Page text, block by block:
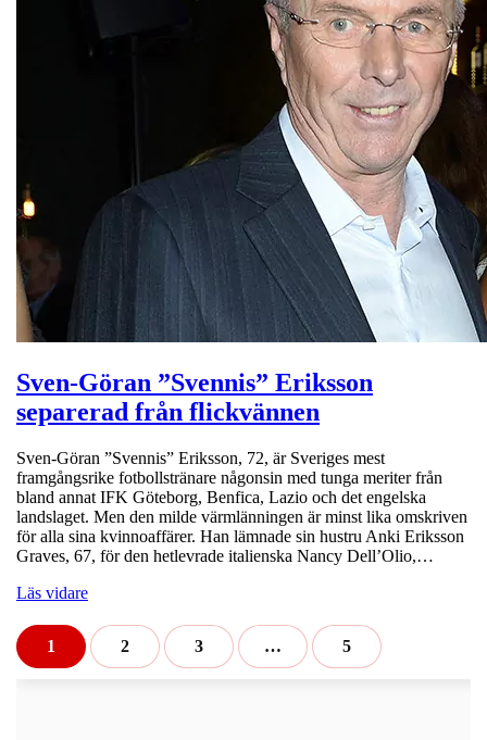
Sven-Göran ”Svennis” Eriksson
separerad från flickvännen
Sven-Göran ”Svennis” Eriksson, 72, är Sveriges mest
framgångsrike fotbollstränare någonsin med tunga meriter från
bland annat IFK Göteborg, Benfica, Lazio och det engelska
landslaget. Men den milde värmlänningen är minst lika omskriven
för alla sina kvinnoaffärer. Han lämnade sin hustru Anki Eriksson
Graves, 67, för den hetlevrade italienska Nancy Dell’Olio,…
Läs vidare
1 2 3 … 5